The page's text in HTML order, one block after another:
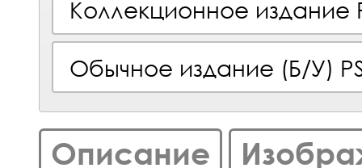
Коллекционное издание
Обычное издание (Б/У)
Описание